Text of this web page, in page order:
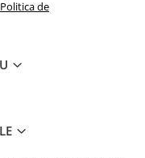
Politica de